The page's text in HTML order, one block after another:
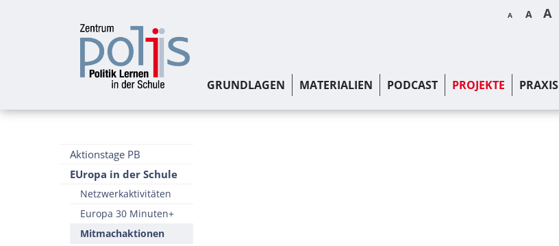
A A A
GRUNDLAGEN MATERIALIEN PODCAST PROJEKTE PRAXIS
Aktionstage PB
EUropa in der Schule
Netzwerkaktivitäten
Europa 30 Minuten+
Mitmachaktionen